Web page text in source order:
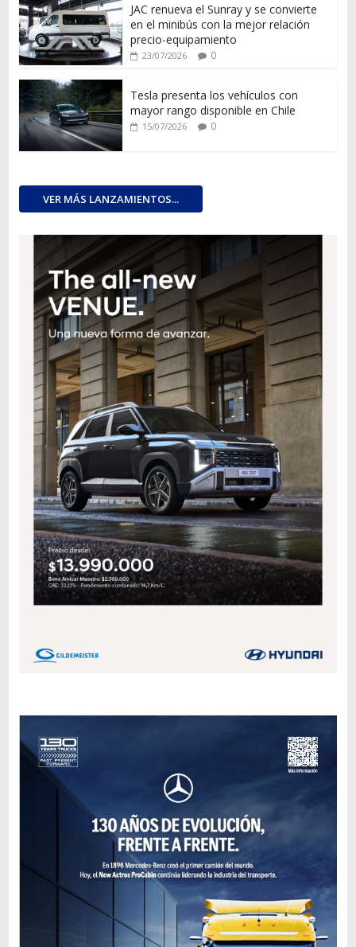
JAC renueva el Sunray y se convierte
en el minibús con la mejor relación
precio-equipamiento
23/07/2026 0
Tesla presenta los vehículos con
mayor rango disponible en Chile
15/07/2026 0
VER MÁS LANZAMIENTOS...